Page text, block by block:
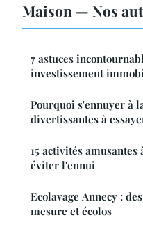
Maison — Nos
7 astuces
investissement
Pourquoi s'ennuyer à
divertissantes à
15 activités
éviter l'ennui
Ecolavage Annecy :
mesure et écolos